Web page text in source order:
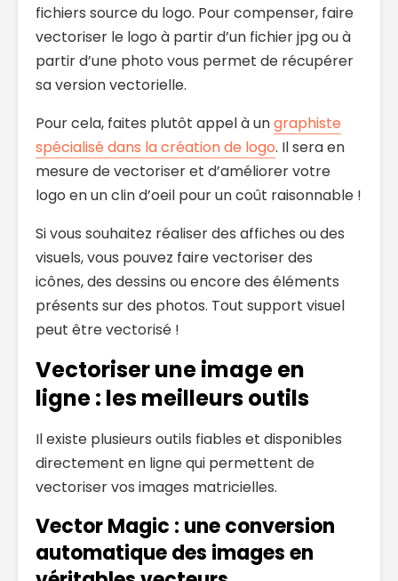
fichiers source du logo. Pour compenser, faire
vectoriser le logo à partir d’un fichier jpg ou à
partir d’une photo vous permet de récupérer
sa version vectorielle.
Pour cela, faites plutôt appel à ungraphiste
spécialisé dans la création de logo. Il sera en
mesure de vectoriser et d’améliorer votre
logo en un clin d’oeil pour un coût raisonnable !
Si vous souhaitez réaliser des affiches ou des
visuels, vous pouvez faire vectoriser des
icônes, des dessins ou encore des éléments
présents sur des photos. Tout support visuel
peut être vectorisé !
Vectoriser une image en
ligne : les meilleurs outils
Il existe plusieurs outils fiables et disponibles
directement en ligne qui permettent de
vectoriser vos images matricielles.
Vector Magic : une conversion
automatique des images en